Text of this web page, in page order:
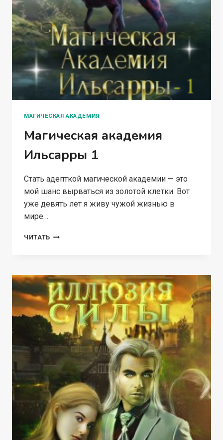
МАГИЧЕСКАЯ АКАДЕМИЯ
Магическая академия
Ильсарры 1
Стать адепткой магической академии — это
мой шанс вырваться из золотой клетки. Вот
уже девять лет я живу чужой жизнью в
мире…
ЧИТАТЬ МАГИЧЕСКАЯ